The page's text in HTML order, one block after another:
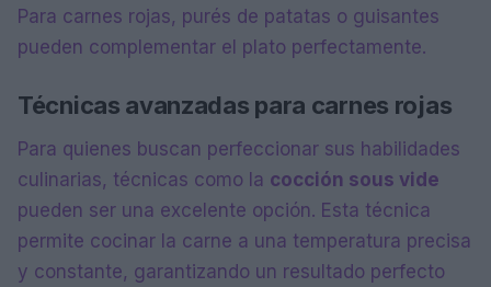
Para carnes rojas, purés de patatas o guisantes
pueden complementar el plato perfectamente.
Técnicas avanzadas para carnes rojas
Para quienes buscan perfeccionar sus habilidades
culinarias, técnicas como la cocción sous vide
pueden ser una excelente opción. Esta técnica
permite cocinar la carne a una temperatura precisa
y constante, garantizando un resultado perfecto